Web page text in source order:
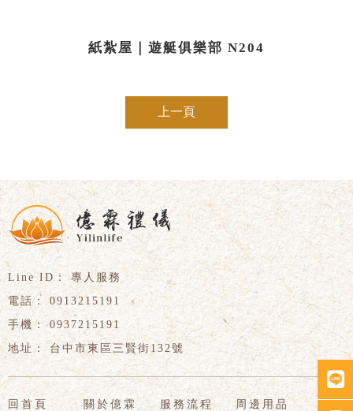
紙紮屋｜遊艇俱樂部 N204
上一頁
專人服務
0913215191
0937215191
台中市東區三賢街132號
回首頁 關於億霖 服務流程 周邊用品